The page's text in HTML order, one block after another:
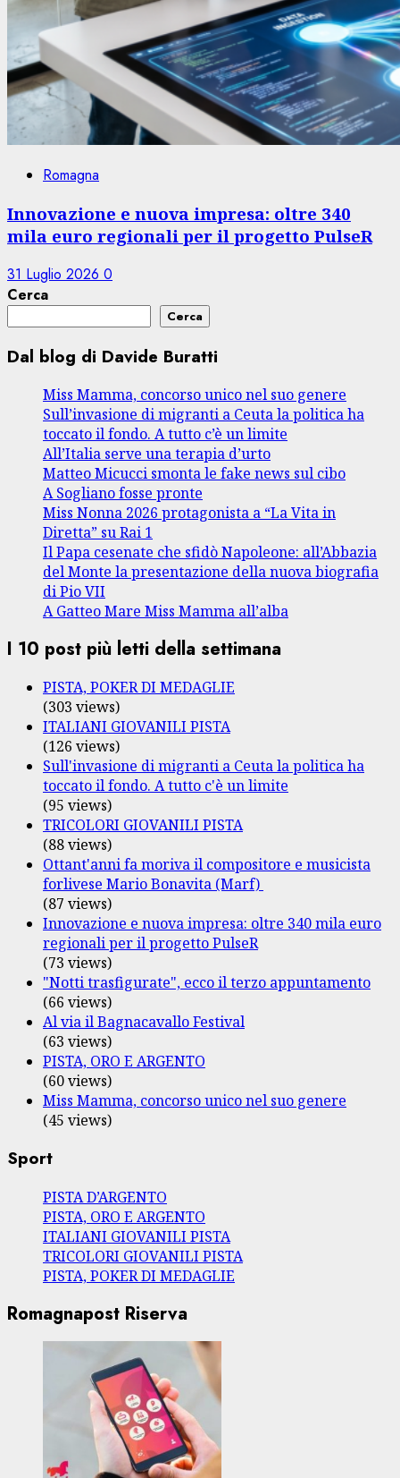
Romagna
Innovazione e nuova impresa: oltre 340
mila euro regionali per il progetto PulseR
31 Luglio 2026 0
Cerca
Cerca
Dal blog di Davide Buratti
Miss Mamma, concorso unico nel suo genere
Sull’invasione di migranti a Ceuta la politica ha
toccato il fondo. A tutto c’è un limite
All’Italia serve una terapia d’urto
Matteo Micucci smonta le fake news sul cibo
A Sogliano fosse pronte
Miss Nonna 2026 protagonista a “La Vita in
Diretta” su Rai 1
Il Papa cesenate che sfidò Napoleone: all’Abbazia
del Monte la presentazione della nuova biografia
di Pio VII
A Gatteo Mare Miss Mamma all’alba
I 10 post più letti della settimana
PISTA, POKER DI MEDAGLIE
(303 views)
ITALIANI GIOVANILI PISTA
(126 views)
Sull'invasione di migranti a Ceuta la politica ha
toccato il fondo. A tutto c'è un limite
(95 views)
TRICOLORI GIOVANILI PISTA
(88 views)
Ottant'anni fa moriva il compositore e musicista
forlivese Mario Bonavita (Marf)
(87 views)
Innovazione e nuova impresa: oltre 340 mila euro
regionali per il progetto PulseR
(73 views)
"Notti trasfigurate", ecco il terzo appuntamento
(66 views)
Al via il Bagnacavallo Festival
(63 views)
PISTA, ORO E ARGENTO
(60 views)
Miss Mamma, concorso unico nel suo genere
(45 views)
Sport
PISTA D’ARGENTO
PISTA, ORO E ARGENTO
ITALIANI GIOVANILI PISTA
TRICOLORI GIOVANILI PISTA
PISTA, POKER DI MEDAGLIE
Romagnapost Riserva